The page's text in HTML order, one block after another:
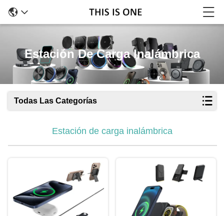
Estación De Carga Inalámbrica
Todas Las Categorías
Estación de carga inalámbrica